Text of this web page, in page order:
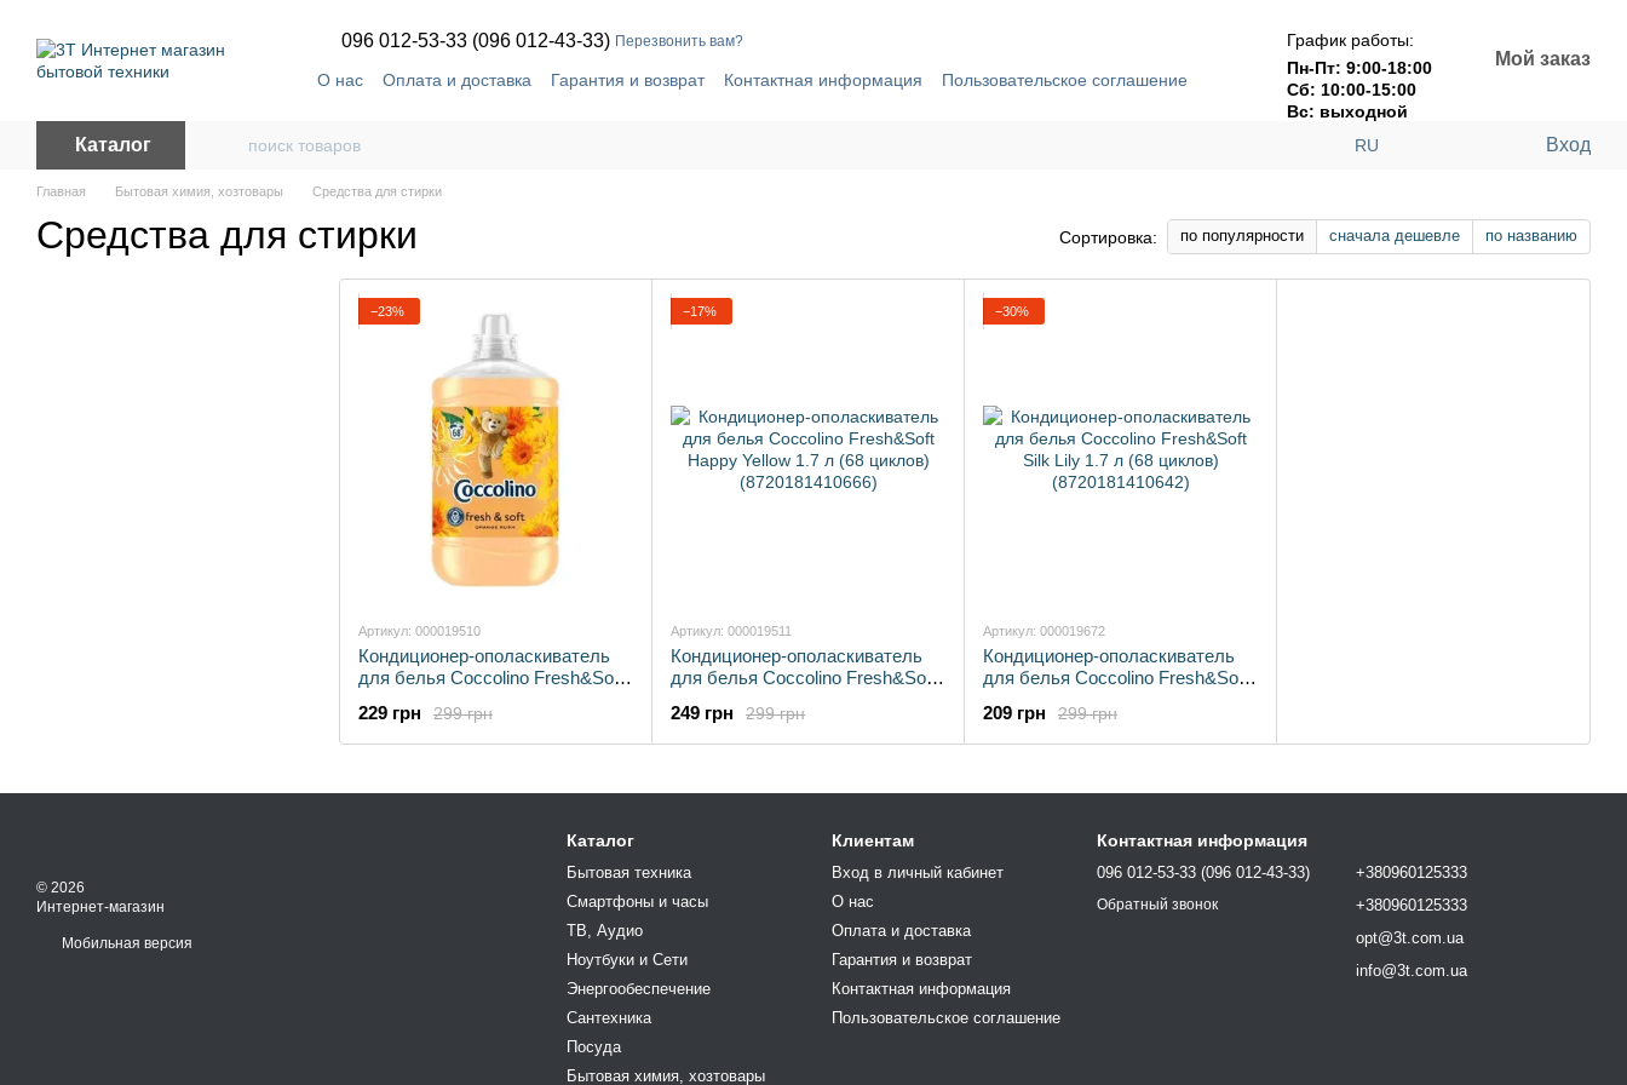
096 012-53-33 (096 012-43-33) Перезвонить вам?
О нас Оплата и доставка Гарантия и возврат Контактная информация Пользовательское соглашение
График работы:
Пн-Пт: 9:00-18:00
Сб: 10:00-15:00
Вс: выходной
Мой заказ
Каталог RU Вход
Главная Бытовая химия, хозтовары Средства для стирки
Средства для стирки Сортировка: по популярности сначала дешевле по названию
−23%
Артикул: 000019510
Кондиционер-ополаскиватель
для белья Coccolino Fresh&Soft
(8720181410659)
299 грн
229 грн
−17%
Артикул: 000019511
Кондиционер-ополаскиватель
для белья Coccolino Fresh&Soft
(8720181410666)
299 грн
249 грн
−30%
Артикул: 000019672
Кондиционер-ополаскиватель
для белья Coccolino Fresh&Soft
(8720181410642)
299 грн
209 грн
© 2026
Интернет-магазин
Мобильная версия
Каталог
Бытовая техника
Смартфоны и часы
ТВ, Аудио
Ноутбуки и Сети
Энергообеспечение
Сантехника
Посуда
Бытовая химия, хозтовары
Клиентам
Вход в личный кабинет
О нас
Оплата и доставка
Гарантия и возврат
Контактная информация
Пользовательское соглашение
Контактная информация
096 012-53-33 (096 012-43-33)
Обратный звонок
+380960125333
+380960125333
opt@3t.com.ua
info@3t.com.ua